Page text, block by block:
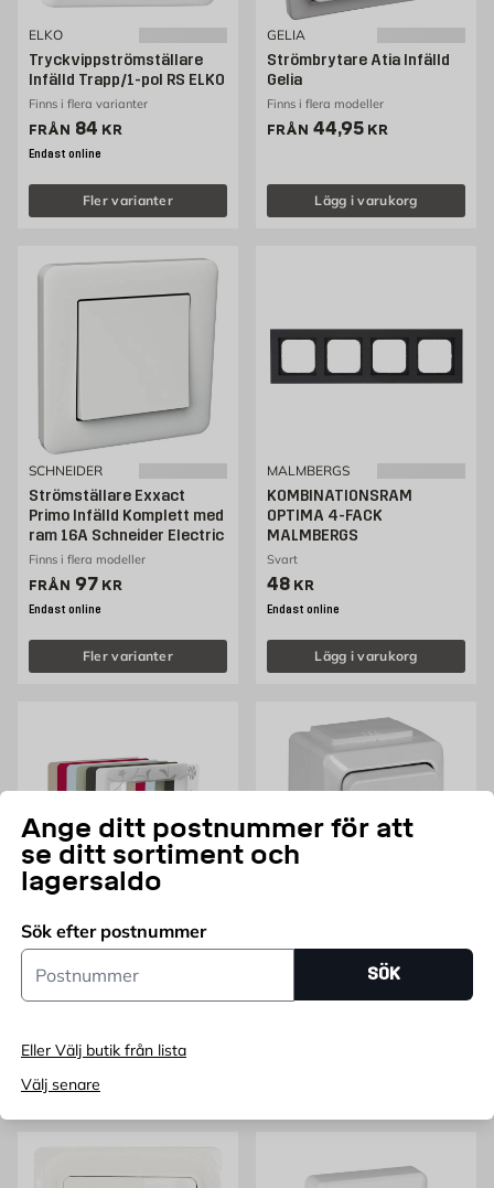
Ange ditt postnummer för att
se ditt sortiment och
lagersaldo
Sök efter postnummer
Postnummer
SÖK
Eller Välj butik från lista
Välj senare
ELKO
Tryckvippströmställare
Infälld Trapp/1-pol RS ELKO
Finns i flera varianter
FRÅN Pris 84 kr
84 KR
Endast online
Fler varianter
GELIA
Strömbrytare Atia Infälld
Gelia
Finns i flera modeller
FRÅN Pris 44.95 kr
44,95 KR
Lägg i varukorg
SCHNEIDER
Strömställare Exxact
Primo Infälld Komplett med
ram 16A Schneider Electric
Finns i flera modeller
FRÅN Pris 97 kr
97 KR
Endast online
Fler varianter
MALMBERGS
KOMBINATIONSRAM
OPTIMA 4-FACK
MALMBERGS
Svart
Pris 48 kr
48 KR
Endast online
Lägg i varukorg
SCHNEIDER
Transparent ram med
färginlägg, Exxact
Lägg i varukorg
Strömbrytare, kapslad, Atia